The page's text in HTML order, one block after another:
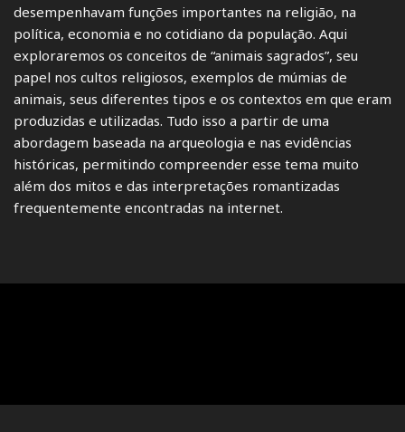
desempenhavam funções importantes na religião, na
política, economia e no cotidiano da população. Aqui
exploraremos os conceitos de “animais sagrados”, seu
papel nos cultos religiosos, exemplos de múmias de
animais, seus diferentes tipos e os contextos em que eram
produzidas e utilizadas. Tudo isso a partir de uma
abordagem baseada na arqueologia e nas evidências
históricas, permitindo compreender esse tema muito
além dos mitos e das interpretações romantizadas
frequentemente encontradas na internet.